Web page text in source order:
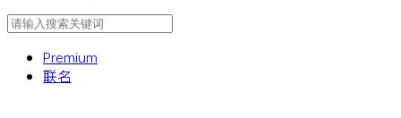
Premium
联名